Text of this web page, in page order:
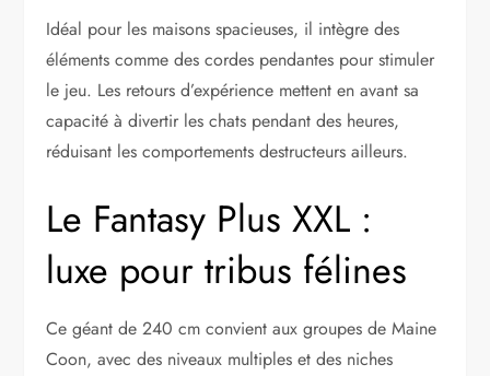
Idéal pour les maisons spacieuses, il intègre des
éléments comme des cordes pendantes pour stimuler
le jeu. Les retours d’expérience mettent en avant sa
capacité à divertir les chats pendant des heures,
réduisant les comportements destructeurs ailleurs.
Le Fantasy Plus XXL :
luxe pour tribus félines
Ce géant de 240 cm convient aux groupes de Maine
Coon, avec des niveaux multiples et des niches